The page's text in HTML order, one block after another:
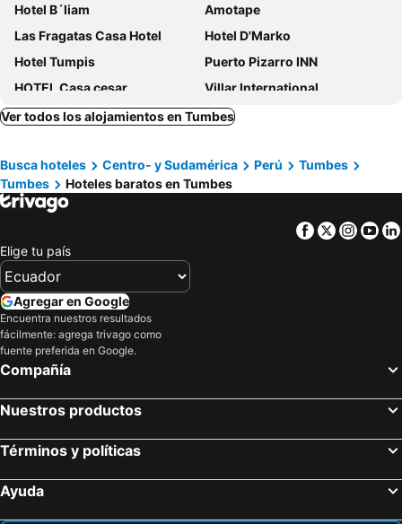
Hotel B´liam
Amotape
Las Fragatas Casa Hotel
Hotel D'Marko
Hotel Tumpis
Puerto Pizarro INN
HOTEL Casa cesar
Villar International
Rizzo Plaza
Karibian
Noelani Boutique
El Bucanero
Hotel Villa Sol
Costa Del Sol Ramada Tumbes
Ver todos los alojamientos en Tumbes
Busca hoteles Centro- y Sudamérica Perú
Tumbes
Tumbes
Hoteles baratos en Tumbes
Facebook
Twitter
Elige tu país
Agregar en Google
Encuentra nuestros resultados
fácilmente: agrega trivago como
fuente preferida en Google.
Compañía
Nuestros productos
Términos y políticas
Ayuda